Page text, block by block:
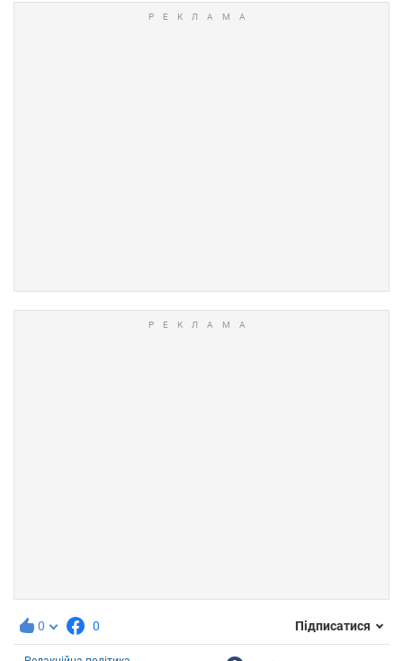
0 0 Підписатися